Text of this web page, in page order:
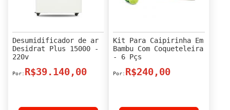
Desumidificador de ar
Desidrat Plus 15000 -
220v
R$39.140,00
Kit Para Caipirinha Em
Bambu Com Coqueteleira
- 6 Pçs
R$240,00